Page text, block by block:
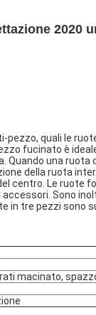
2020
quali le
fucinato è
Quando una
della ruota
centro. Le ruote
Sono
in tre pezzi sono
macinato,